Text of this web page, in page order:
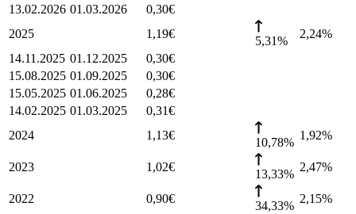
13.02.2026 01.03.2026 0,30€
2025
1,19€
5,31%
2,24%
14.11.2025 01.12.2025 0,30€
15.08.2025 01.09.2025 0,30€
15.05.2025 01.06.2025 0,28€
14.02.2025 01.03.2025 0,31€
2024
1,13€
10,78%
1,92%
2023 1,02€
13,33%
2,47%
2022 0,90€
34,33%
2,15%